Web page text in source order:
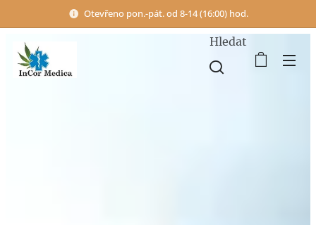
Otevřeno pon.-pát. od 8-14 (16:00) hod.
Hledat